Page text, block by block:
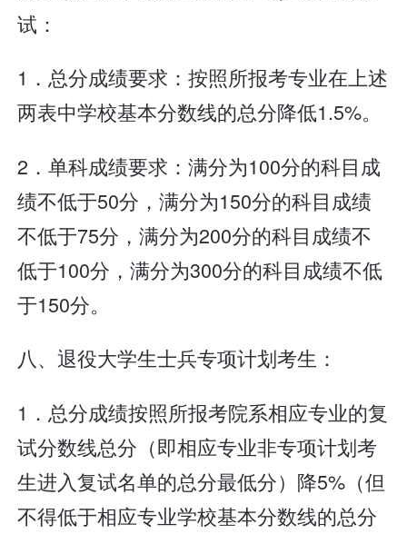
试：
1．总分成绩要求：按照所报考专业在上述
两表中学校基本分数线的总分降低1.5%。
2．单科成绩要求：满分为100分的科目成
绩不低于50分，满分为150分的科目成绩
不低于75分，满分为200分的科目成绩不
低于100分，满分为300分的科目成绩不低
于150分。
八、退役大学生士兵专项计划考生：
1．总分成绩按照所报考院系相应专业的复
试分数线总分（即相应专业非专项计划考
生进入复试名单的总分最低分）降5%（但
不得低于相应专业学校基本分数线的总分